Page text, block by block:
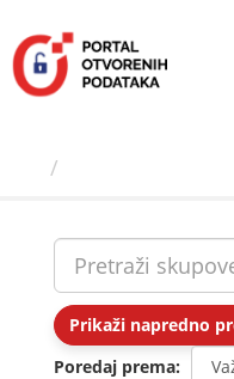
sadržaj
Prikaži napredno
Poredaj prema